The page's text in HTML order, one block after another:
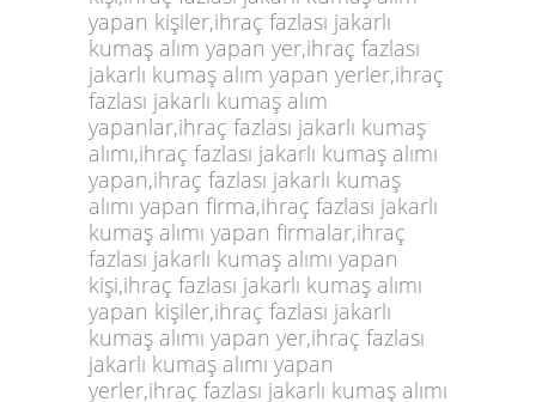
yapan kişiler,ihraç fazlası jakarlı
kumaş alım yapan yer,ihraç fazlası
jakarlı kumaş alım yapan yerler,ihraç
fazlası jakarlı kumaş alım
yapanlar,ihraç fazlası jakarlı kumaş
alımı,ihraç fazlası jakarlı kumaş alımı
yapan,ihraç fazlası jakarlı kumaş
alımı yapan firma,ihraç fazlası jakarlı
kumaş alımı yapan firmalar,ihraç
fazlası jakarlı kumaş alımı yapan
kişi,ihraç fazlası jakarlı kumaş alımı
yapan kişiler,ihraç fazlası jakarlı
kumaş alımı yapan yer,ihraç fazlası
jakarlı kumaş alımı yapan
yerler,ihraç fazlası jakarlı kumaş alımı